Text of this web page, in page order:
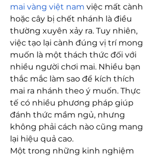
mai vàng việt nam việc mất cành
hoặc cây bị chết nhánh là điều
thường xuyên xảy ra. Tuy nhiên,
việc tạo lại cành đúng vị trí mong
muốn là một thách thức đối với
nhiều người chơi mai. Nhiều bạn
thắc mắc làm sao để kích thích
mai ra nhánh theo ý muốn. Thực
tế có nhiều phương pháp giúp
đánh thức mầm ngủ, nhưng
không phải cách nào cũng mang
lại hiệu quả cao.
Một trong những kinh nghiệm